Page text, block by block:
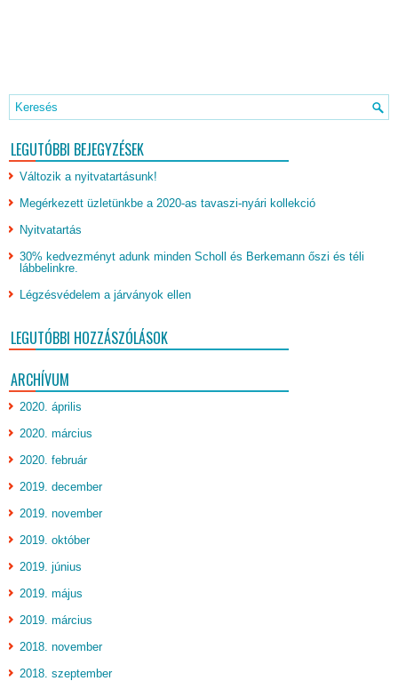
LEGUTÓBBI BEJEGYZÉSEK
Változik a nyitvatartásunk!
Megérkezett üzletünkbe a 2020-as tavaszi-nyári kollekció
Nyitvatartás
30% kedvezményt adunk minden Scholl és Berkemann őszi és téli
lábbelinkre.
Légzésvédelem a járványok ellen
LEGUTÓBBI HOZZÁSZÓLÁSOK
ARCHÍVUM
2020. április
2020. március
2020. február
2019. december
2019. november
2019. október
2019. június
2019. május
2019. március
2018. november
2018. szeptember